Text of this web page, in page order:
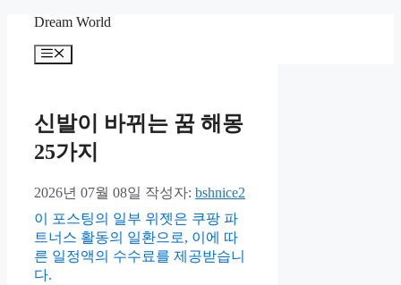
Dream World
메
신발이 바뀌는 꿈 해몽
25가지
2026년 07월 08일 작성자: bshnice2
이 포스팅의 일부 위젯은 쿠팡 파
트너스 활동의 일환으로, 이에 따
른 일정액의 수수료를 제공받습니
다.